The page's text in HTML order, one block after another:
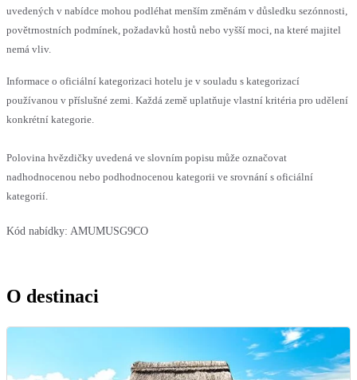
uvedených v nabídce mohou podléhat menším změnám v důsledku sezónnosti,
povětrnostních podmínek, požadavků hostů nebo vyšší moci, na které majitel
nemá vliv.
Informace o oficiální kategorizaci hotelu je v souladu s kategorizací
používanou v příslušné zemi. Každá země uplatňuje vlastní kritéria pro udělení
konkrétní kategorie.
Polovina hvězdičky uvedená ve slovním popisu může označovat
nadhodnocenou nebo podhodnocenou kategorii ve srovnání s oficiální
kategorií.
Kód nabídky: AMUMUSG9CO
O destinaci